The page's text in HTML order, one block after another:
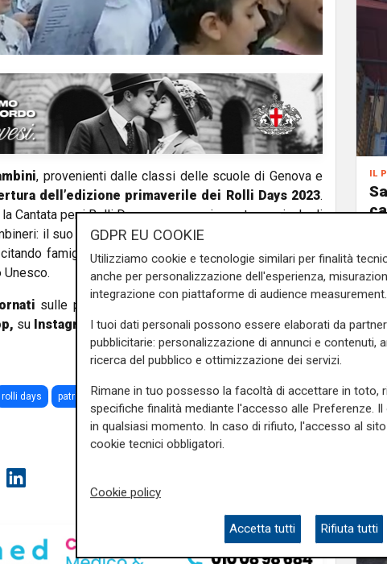
y
V
i
d
e
o
, provenienti dalle classi delle scuole di Genova e
dell’edizione primaverile dei Rolli Days 2023.
Cantata per i Rolli Days, con arrangiamento musicale di
il suo contenuto ripercorre la storia della Superba,
famiglie e personaggi che abitavano i palazzi di
Unesco.
sulle principali notizie sulla Liguria seguiteci sul
su Instagram ,su Youtubee suFacebook.
rolli days patrimonio unesco Cantata per i Rolli Days
il
GDPR EU COOKIE
Utilizziamo cookie e tecnologie similari per finalità
anche per personalizzazione dell'esperienza,
integrazione con piattaforme di audience measurement.
I tuoi dati personali possono essere elaborati da
pubblicitarie: personalizzazione di annunci e contenuti,
ricerca del pubblico e ottimizzazione dei servizi.
Rimane in tuo possesso la facoltà di accettare in toto,
specifiche finalità mediante l'accesso alle Preferenze.
in qualsiasi momento. In caso di rifiuto, l'accesso al
cookie tecnici obbligatori.
Cookie policy
Accetta tutti Rifiuta tutti